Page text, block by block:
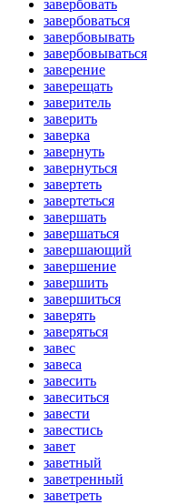
завербовать
завербоваться
завербовывать
завербовываться
заверение
заверещать
заверитель
заверить
заверка
завернуть
завернуться
завертеть
завертеться
завершать
завершаться
завершающий
завершение
завершить
завершиться
заверять
заверяться
завес
завеса
завесить
завеситься
завести
завестись
завет
заветный
заветренный
заветреть